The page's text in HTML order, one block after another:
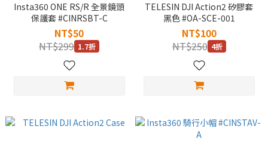
Insta360 ONE RS/R 全景鏡頭
保護套 #CINRSBT-C
NT$50
NT$299 1.7折
TELESIN DJI Action2 矽膠套
黑色 #OA-SCE-001
NT$100
NT$250 4折